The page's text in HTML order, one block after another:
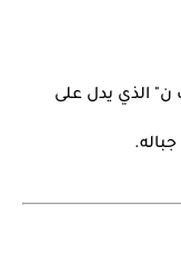
ن" الذي يدل على